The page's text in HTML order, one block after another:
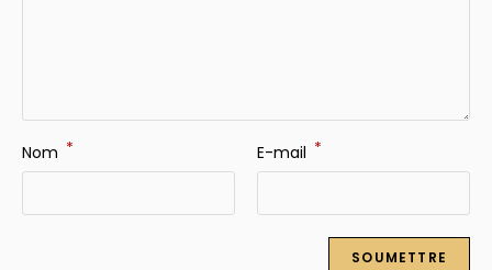
Nom * E-mail *